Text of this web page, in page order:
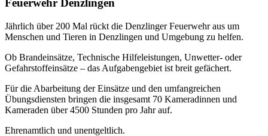
Feuerwehr Denzlingen
Jährlich über 200 Mal rückt die Denzlinger Feuerwehr aus um
Menschen und Tieren in Denzlingen und Umgebung zu helfen.
Ob Brandeinsätze, Technische Hilfeleistungen, Unwetter- oder
Gefahrstoffeinsätze – das Aufgabengebiet ist breit gefächert.
Für die Abarbeitung der Einsätze und den umfangreichen
Übungsdiensten bringen die insgesamt 70 Kameradinnen und
Kameraden über 4500 Stunden pro Jahr auf.
Ehrenamtlich und unentgeltlich.